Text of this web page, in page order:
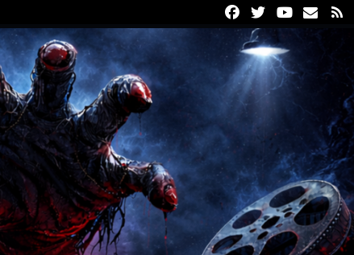
FacebookTwitterYoutube
Email